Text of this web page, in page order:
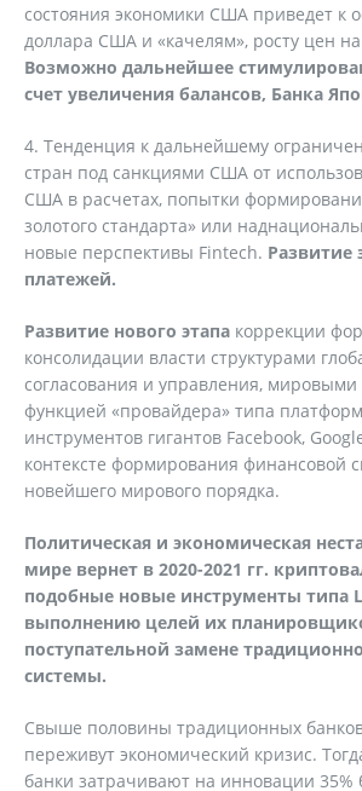
состояния экономики США приведет к
доллара США и «качелям», росту цен на
Возможно дальнейшее
счет увеличения балансов, Банка
4. Тенденция к дальнейшему
стран под санкциями США от
США в расчетах, попытки
золотого стандарта» или
новые перспективы Fintech. Развитие
платежей.
Развитие нового этапа коррекции
консолидации власти структурами
согласования и управления, мировыми
функцией «провайдера» типа
инструментов гигантов Facebook,
контексте формирования финансовой
новейшего мирового порядка.
Политическая и экономическая
мире вернет в 2020-2021 гг.
подобные новые инструменты типа
выполнению целей их
поступательной замене
системы.
Свыше половины традиционных
переживут экономический кризис.
банки затрачивают на инновации 35%